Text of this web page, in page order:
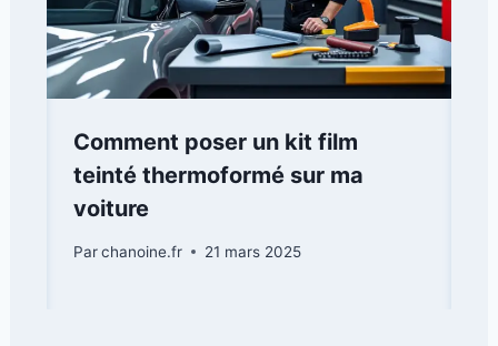
Comment poser un kit film
teinté thermoformé sur ma
voiture
Parchanoine.fr 21 mars 2025